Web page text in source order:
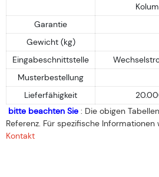
Garantie
Gewicht (kg)
Eingabeschnittstelle
Musterbestellung
Lieferfähigkeit
bitte beachten Sie : Die obigen
Referenz. Für spezifische
Kontakt